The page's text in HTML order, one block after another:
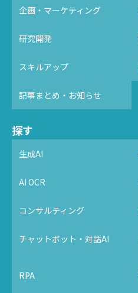
企画・マーケティング
研究開発
スキルアップ
記事まとめ・お知らせ
探す
生成AI
AI OCR
コンサルティング
チャットボット・対話AI
RPA